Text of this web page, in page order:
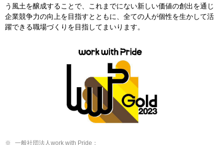
う風土を醸成することで、これまでにない新しい価値の創出を通じ
企業競争力の向上を目指すとともに、全ての人が個性を生かして活
躍できる職場づくりを目指してまいります。
※一般社団法人work with Pride：